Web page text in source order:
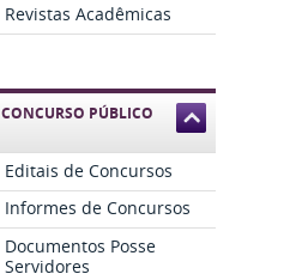
Revistas Acadêmicas
CONCURSO PÚBLICO
Editais de Concursos
Informes de Concursos
Documentos Posse
Servidores